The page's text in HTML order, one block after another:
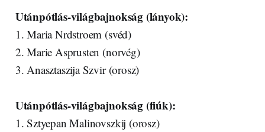
Utánpótlás-világbajnokság (lányok):
1. Maria Nrdstroem (svéd)
2. Marie Asprusten (norvég)
3. Anasztaszija Szvir (orosz)
Utánpótlás-világbajnokság (fiúk):
1. Sztyepan Malinovszkij (orosz)